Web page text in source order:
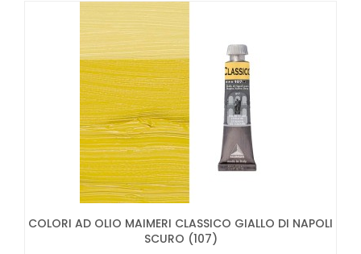
COLORI AD OLIO MAIMERI CLASSICO GIALLO DI NAPOLI
SCURO (107)